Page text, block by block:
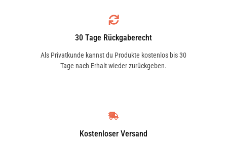
30 Tage Rückgaberecht
Als Privatkunde kannst du Produkte kostenlos bis 30
Tage nach Erhalt wieder zurückgeben.
Kostenloser Versand